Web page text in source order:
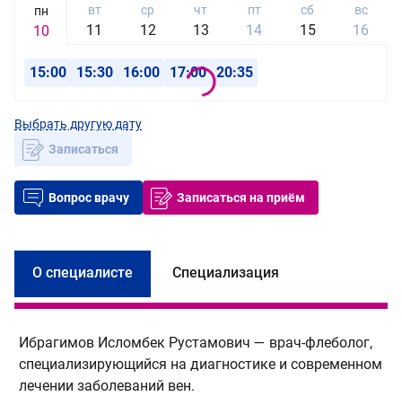
пн
10
вт
11
ср
12
чт
13
пт
14
сб
15
вс
16
15:00 15:30 16:00 17:00 20:35
Выбрать другую дату
Записаться
Вопрос врачу Записаться на приём
О специалисте Специализация
Ибрагимов Исломбек Рустамович — врач-флеболог,
специализирующийся на диагностике и современном
лечении заболеваний вен.